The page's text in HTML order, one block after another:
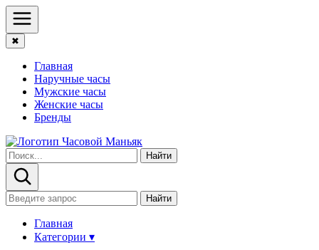
✖
Главная
Наручные часы
Мужские часы
Женские часы
Бренды
Найти
Найти
Главная
Категории ▾